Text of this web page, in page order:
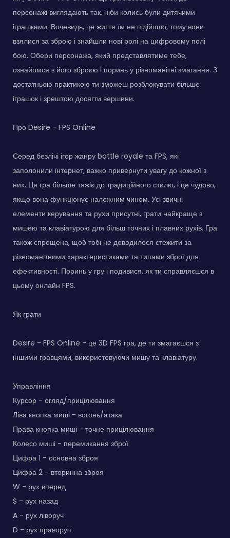
персонажі виглядають так, ніби колись були дитячими
іграшками. Вочевидь, це життя їм не підійшло, тому вони
взялися за зброю і знайшли нові ролі на цифровому полі
бою. Обери персонажа, який представлятиме тебе,
ознайомся з його зброєю і поринь у різноманітні змагання. З
достатньою практикою ти зможеш розблокувати більше
іграшок і зрештою досягти вершини.
Про Desire - FPS Online
Серед безлічі ігор жанру battle royale та FPS, які
заполонили інтернет, важко привернути увагу до кожної з
них. Ця гра більше тяжіє до традиційного стилю, і це чудово,
якщо вона функціонує належним чином. Усі звичні
елементи керування та рухи присутні, грати найкраще з
мишею та клавіатурою для більш точних і плавних рухів. Гра
також спрощена, щоб тобі не доводилося стежити за
різноманітними характеристиками та типами зброї для
ефективності. Поринь у гру і подивися, як ти справляєшся в
цьому онлайн FPS.
Як грати
Desire - FPS Online - це 3D FPS гра, де ти змагаєшся з
іншими гравцями, використовуючи мишу та клавіатуру.
Управління
Курсор - огляд/прицілювання
Ліва кнопка миші - вогонь/атака
Права кнопка миші - точне прицілювання
Колесо миші - перемикання зброї
Цифра 1 - основна зброя
Цифра 2 - вторинна зброя
W - рух вперед
S - рух назад
A - рух ліворуч
D - рух праворуч